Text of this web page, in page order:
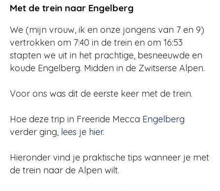
Met de trein naar Engelberg
We (mijn vrouw, ik en onze jongens van 7 en 9)
vertrokken om 7:40 in de trein en om 16:53
stapten we uit in het prachtige, besneeuwde en
koude Engelberg. Midden in de Zwitserse Alpen.
Voor ons was dit de eerste keer met de trein.
Hoe deze trip in Freeride Mecca Engelberg
verder ging, lees je hier.
Hieronder vind je praktische tips wanneer je met
de trein naar de Alpen wilt.